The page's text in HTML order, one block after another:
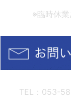
※臨時休業
TEL：053-